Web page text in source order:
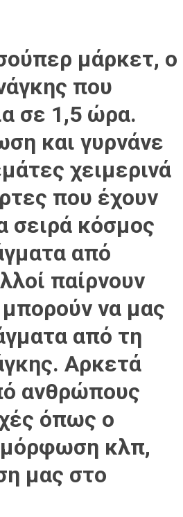
μάρκετ, ο
που
σε 1,5 ώρα.
και γυρνάνε
χειμερινά
που έχουν
σειρά κόσμος
από
παίρνουν
να μας
από τη
Αρκετά
ανθρώπους
όπως ο
κλπ,
μας στο